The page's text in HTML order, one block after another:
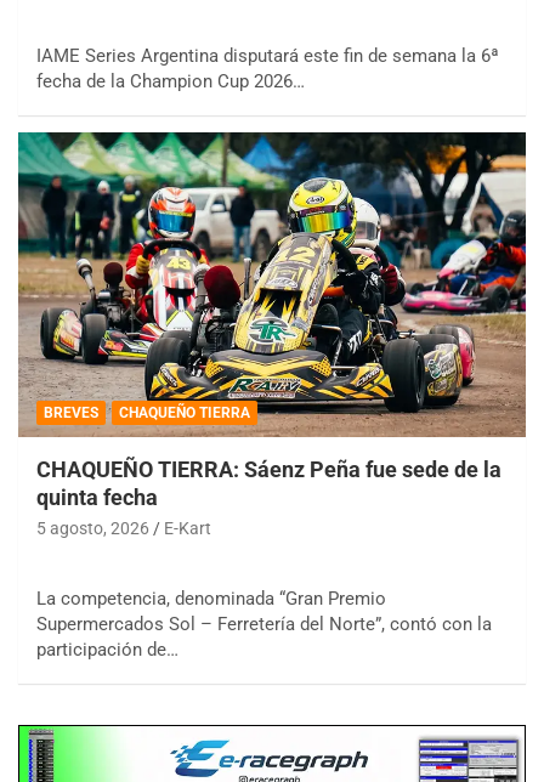
IAME Series Argentina disputará este fin de semana la 6ª
fecha de la Champion Cup 2026…
BREVES CHAQUEÑO TIERRA
CHAQUEÑO TIERRA: Sáenz Peña fue sede de la
quinta fecha
5 agosto, 2026 E-Kart
La competencia, denominada “Gran Premio
Supermercados Sol – Ferretería del Norte”, contó con la
participación de…